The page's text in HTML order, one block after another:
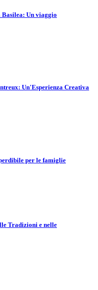
Un viaggio
Un'Esperienza Creativa
per le famiglie
Tradizioni e nelle